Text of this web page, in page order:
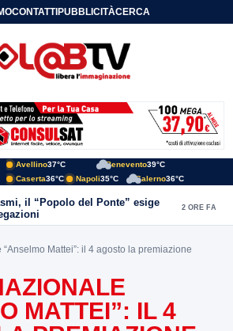
CONTATTIPUBBLICITÀCERCA
Avellino37°C Benevento39°C
Caserta36°C Napoli35°C Salerno36°C
il “Popolo del Ponte” esige
2 ORE FA
Mattei”: il 4 agosto la premiazione
MATTEI”: IL 4